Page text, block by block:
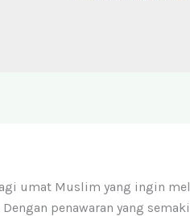
umat Muslim yang ingin
penawaran yang